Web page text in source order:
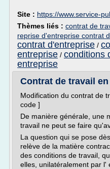
Site : https://www.service-
Thèmes liés : contrat de
reprise d'entreprise contrat
contrat d'entreprise /
entreprise / conditions
entreprise
Contrat de travail
Modification du contrat de
code ]
De manière générale, une
travail ne peut se faire
La question qui se pose
relève de la matière
des conditions de travail,
elles, unilatéralement par l'